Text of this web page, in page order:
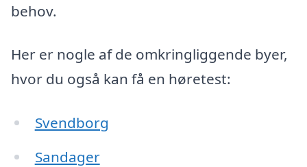
behov.
Her er nogle af de omkringliggende byer,
hvor du også kan få en høretest:
Svendborg
Sandager